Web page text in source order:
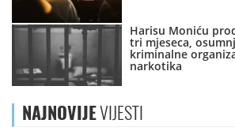
Harisu Moniću
tri mjeseca,
kriminalne
narkotika
NAJNOVIJEVIJESTI